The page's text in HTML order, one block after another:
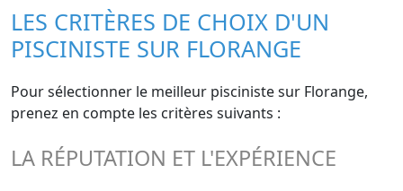
LES CRITÈRES DE CHOIX D'UN
PISCINISTE SUR FLORANGE
Pour sélectionner le meilleur pisciniste sur Florange,
prenez en compte les critères suivants :
LA RÉPUTATION ET L'EXPÉRIENCE